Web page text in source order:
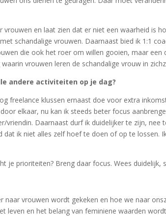
en laat zien dat er niet een waarheid is
schandalige vrouwen. Daarnaast bied ik 1:1
die ook het roer om willen gooien, maar
vrouwen leren de schandalige vrouw in
andere activiteiten op je dag?
freelance klussen ernaast doe voor extra
elkaar, nu kan ik steeds beter focus
vriendin. Daarnaast durf ik duidelijker te zijn,
ik niet alles zelf hoef te doen of op te lossen.
je prioriteiten? Breng daar focus. Wees duidelijk,
naar vrouwen wordt gekeken en hoe we naar
leven en het belang van feminiene waarden